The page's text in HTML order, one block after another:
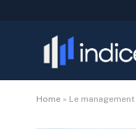
Home » Le